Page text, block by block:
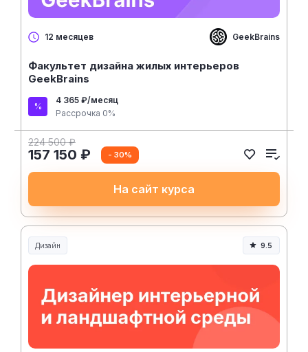
12 месяцев GeekBrains
Факультет дизайна жилых интерьеров
GeekBrains
4 365 ₽/месяц
Рассрочка 0%
224 500 ₽
157 150 ₽ - 30%
На сайт курса
Дизайн 9.5